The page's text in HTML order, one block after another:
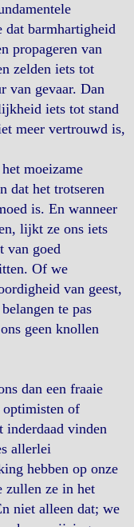
dat barmhartigheid
propageren van
zelden iets tot
van gevaar. Dan
iets tot stand
meer vertrouwd is,
moeizame
dat het trotseren
is. En wanneer
lijkt ze ons iets
van goed
Of we
van geest,
te pas
geen knollen
dan een fraaie
of
vinden
allerlei
hebben op onze
zullen ze in het
niet alleen dat; we